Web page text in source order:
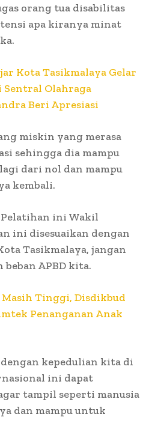
orang tua disabilitas
apa kiranya minat
Kota Tasikmalaya Gelar
Olahraga
Beri Apresiasi
miskin yang merasa
sehingga dia mampu
dari nol dan mampu
kembali.
ini Wakil
ini disesuaikan dengan
Tasikmalaya, jangan
APBD kita.
Masih Tinggi, Disdikbud
Penanganan Anak
kepedulian kita di
ini dapat
tampil seperti manusia
dan mampu untuk